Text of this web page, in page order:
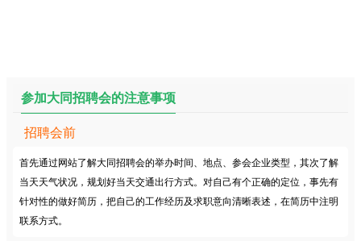
参加大同招聘会的注意事项
招聘会前
首先通过网站了解大同招聘会的举办时间、地点、参会企业类型，其次了解
当天天气状况，规划好当天交通出行方式。对自己有个正确的定位，事先有
针对性的做好简历，把自己的工作经历及求职意向清晰表述，在简历中注明
联系方式。